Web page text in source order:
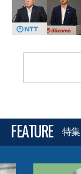
FEATURE 特集